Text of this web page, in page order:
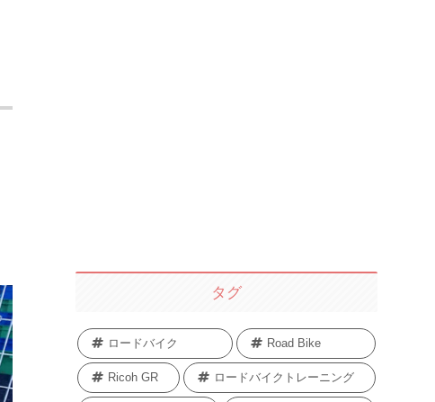
タグ
ロードバイク Road Bike
Ricoh GR ロードバイクトレーニング